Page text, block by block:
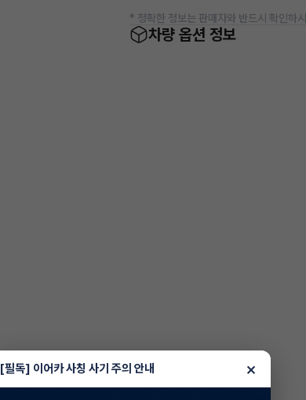
* 정확한 정보는 판매자와 반드시 확인하
차량 옵션 정보
[필독] 이어카 사칭 사기 주의 안내 ×